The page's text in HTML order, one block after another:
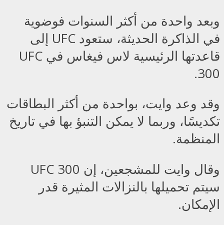
وبعد واحدة من أكثر السنوات فوضوية
في الذاكرة الحديثة، ستعود UFC إلى
قاعدتها الرئيسية لاس فيغاس في UFC
300.
وقد وعد وايت، بواحدة من أكثر البطاقات
تكديسًا، وربما لا يمكن التنبؤ بها في تاريخ
المنظمة.
وقال وايت للمشجعين، إن UFC 300
سيتم تحميلها بالنزالات المثيرة قدر
الإمكان.